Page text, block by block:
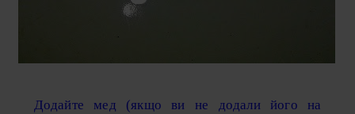
Додайте мед (якщо ви не додали його на